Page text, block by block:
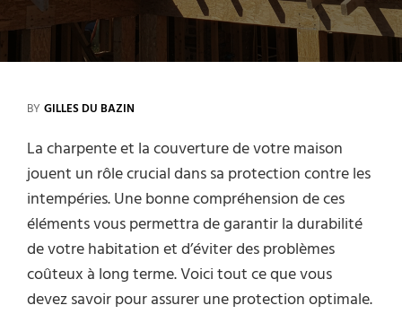
BY GILLES DU BAZIN
La charpente et la couverture de votre maison
jouent un rôle crucial dans sa protection contre les
intempéries. Une bonne compréhension de ces
éléments vous permettra de garantir la durabilité
de votre habitation et d’éviter des problèmes
coûteux à long terme. Voici tout ce que vous
devez savoir pour assurer une protection optimale.